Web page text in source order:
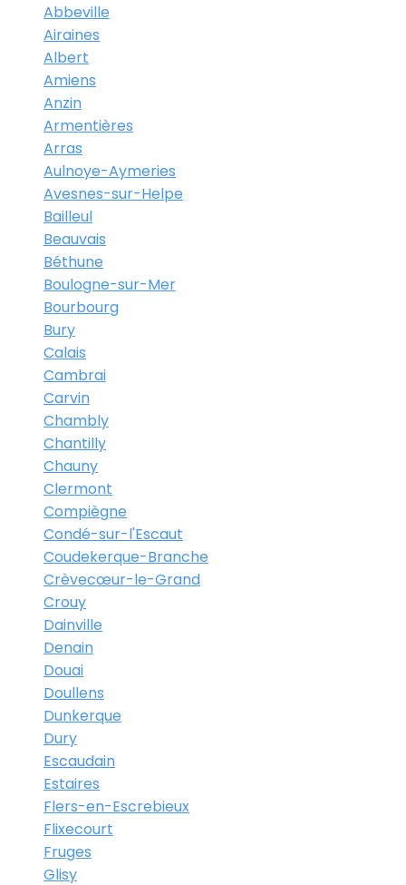
Abbeville
Airaines
Albert
Amiens
Anzin
Armentières
Arras
Aulnoye-Aymeries
Avesnes-sur-Helpe
Bailleul
Beauvais
Béthune
Boulogne-sur-Mer
Bourbourg
Bury
Calais
Cambrai
Carvin
Chambly
Chantilly
Chauny
Clermont
Compiègne
Condé-sur-l'Escaut
Coudekerque-Branche
Crèvecœur-le-Grand
Crouy
Dainville
Denain
Douai
Doullens
Dunkerque
Dury
Escaudain
Estaires
Flers-en-Escrebieux
Flixecourt
Fruges
Glisy